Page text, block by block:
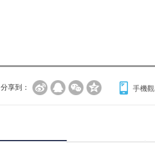
分享到： 手機